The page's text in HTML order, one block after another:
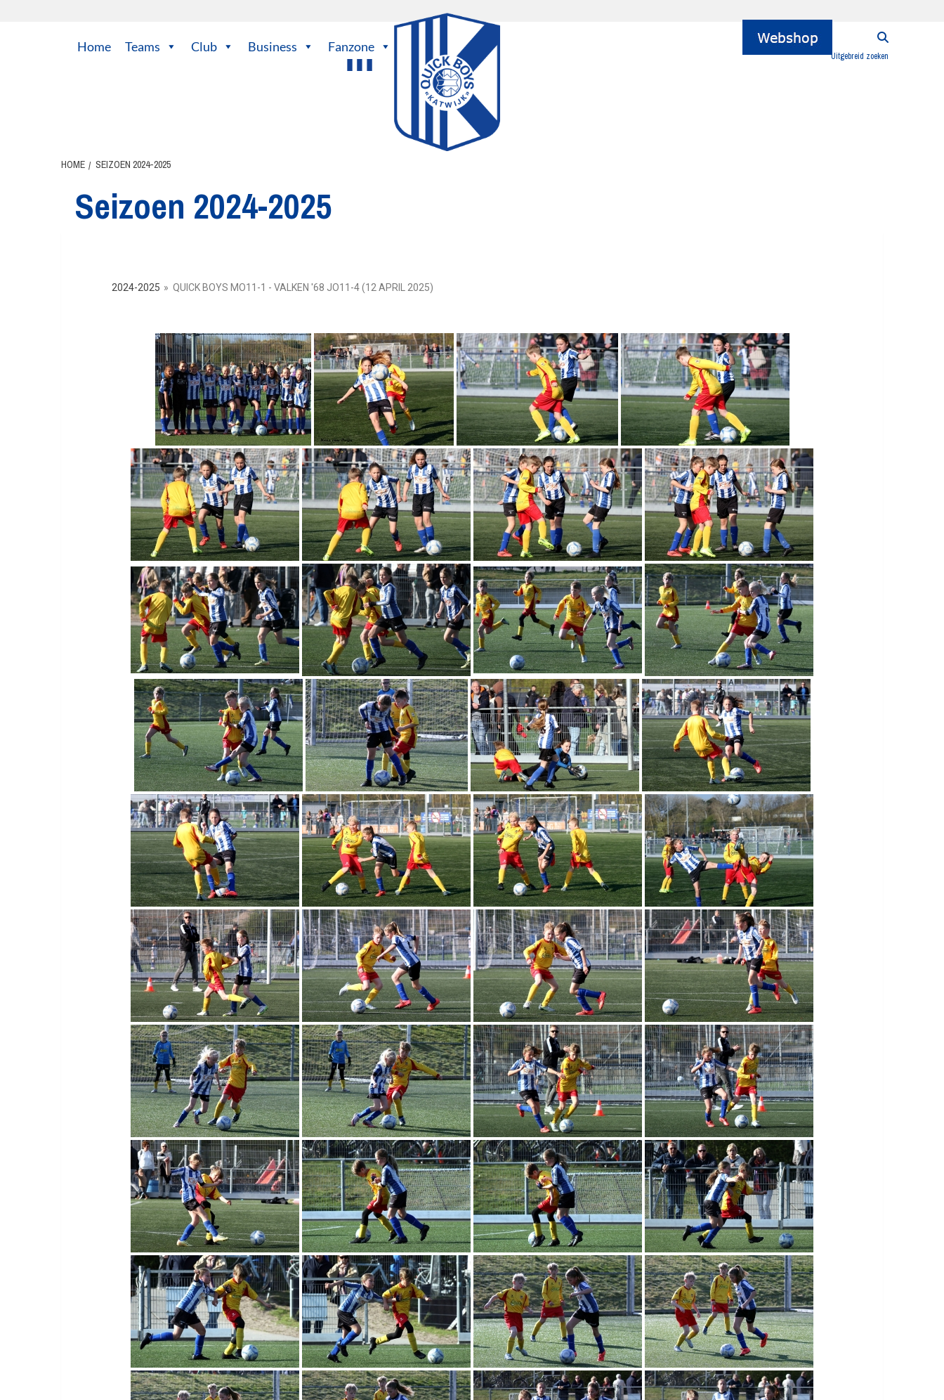
Home Teams Club Business Fanzone
Uitgebreid zoeken
HOME SEIZOEN 2024-2025
Seizoen 2024-2025
2024-2025 » QUICK BOYS MO11-1 - VALKEN '68 JO11-4 (12 APRIL 2025)